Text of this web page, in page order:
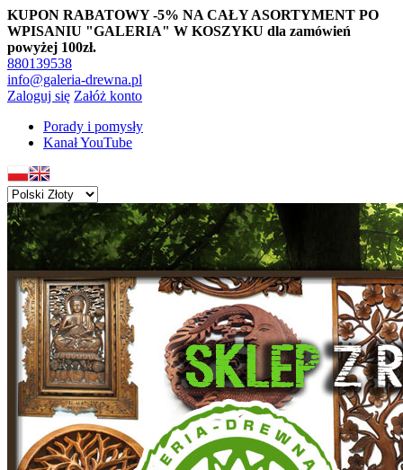
KUPON RABATOWY -5% NA CAŁY ASORTYMENT PO
WPISANIU "GALERIA" W KOSZYKU dla zamówień
powyżej 100zł.
880139538
info@galeria-drewna.pl
Zaloguj się Załóż konto
Porady i pomysły
Kanał YouTube